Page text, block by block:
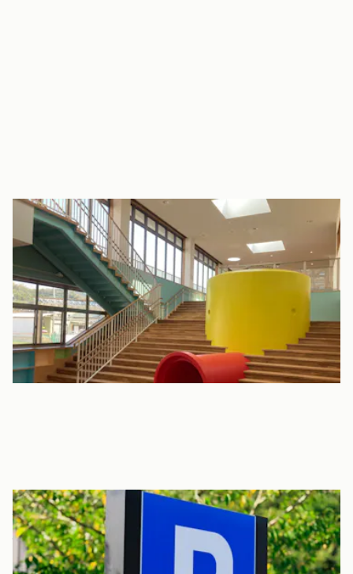
陽の光が差し込む園内
日当たりの良い立地で、窓から差し込む陽の光がとても魅力で
す。
駐車場あり。お子様の送迎に利用ください
駐車場があるため、お子様の送迎で利用することが可能です。
ルールを守ってご利用ください。